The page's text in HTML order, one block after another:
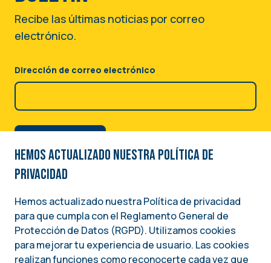
Recibe las últimas noticias por correo
electrónico.
Dirección de correo electrónico
Image
Una iniciativa del
Hemos actualizado nuestra Política de
privacidad
Hemos actualizado nuestra Política de privacidad
para que cumpla con el Reglamento General de
Protección de Datos (RGPD). Utilizamos cookies
para mejorar tu experiencia de usuario. Las cookies
realizan funciones como reconocerte cada vez que